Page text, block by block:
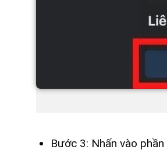
Bước 3: Nhấn vào phần